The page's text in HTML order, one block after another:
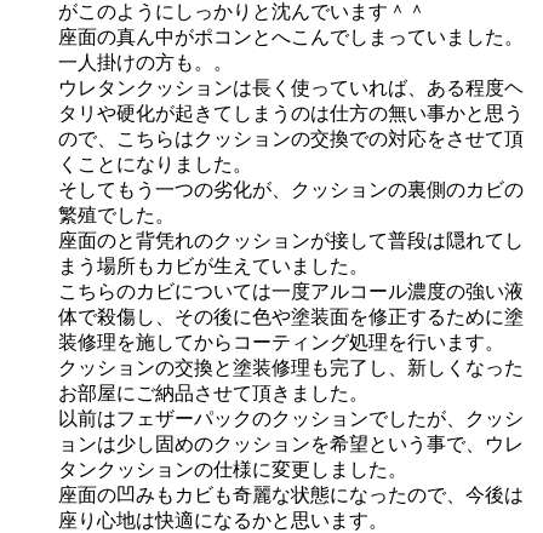
がこのようにしっかりと沈んでいます＾＾
座面の真ん中がポコンとへこんでしまっていました。
一人掛けの方も。。
ウレタンクッションは長く使っていれば、ある程度ヘ
タリや硬化が起きてしまうのは仕方の無い事かと思う
ので、こちらはクッションの交換での対応をさせて頂
くことになりました。
そしてもう一つの劣化が、クッションの裏側のカビの
繁殖でした。
座面のと背凭れのクッションが接して普段は隠れてし
まう場所もカビが生えていました。
こちらのカビについては一度アルコール濃度の強い液
体で殺傷し、その後に色や塗装面を修正するために塗
装修理を施してからコーティング処理を行います。
クッションの交換と塗装修理も完了し、新しくなった
お部屋にご納品させて頂きました。
以前はフェザーパックのクッションでしたが、クッシ
ョンは少し固めのクッションを希望という事で、ウレ
タンクッションの仕様に変更しました。
座面の凹みもカビも奇麗な状態になったので、今後は
座り心地は快適になるかと思います。